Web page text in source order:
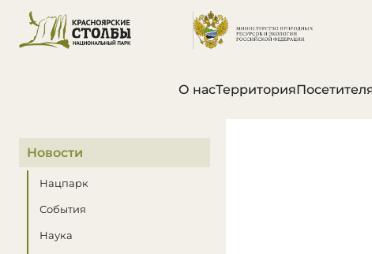
О насТерритория
В этом разделе
Новости
Нацпарк
События
Наука